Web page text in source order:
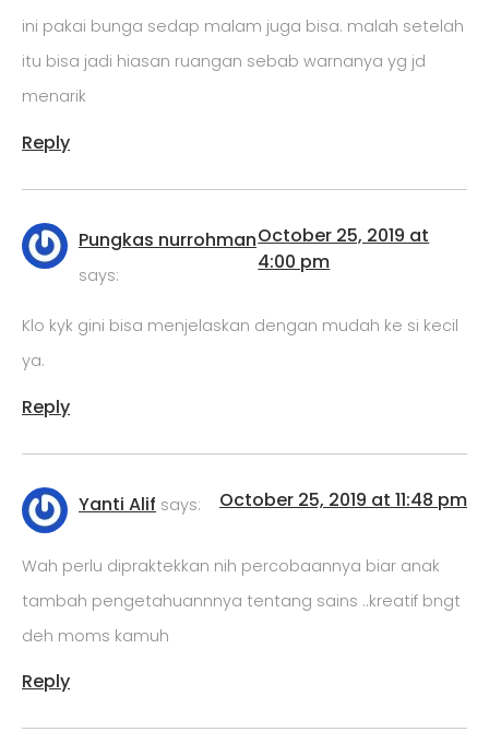
ini pakai bunga sedap malam juga bisa. malah setelah
itu bisa jadi hiasan ruangan sebab warnanya yg jd
menarik
Reply
Pungkas nurrohman
says:
October 25, 2019 at
4:00 pm
Klo kyk gini bisa menjelaskan dengan mudah ke si kecil
ya.
Reply
Yanti Alif says: October 25, 2019 at 11:48 pm
Wah perlu dipraktekkan nih percobaannya biar anak
tambah pengetahuannnya tentang sains ..kreatif bngt
deh moms kamuh
Reply